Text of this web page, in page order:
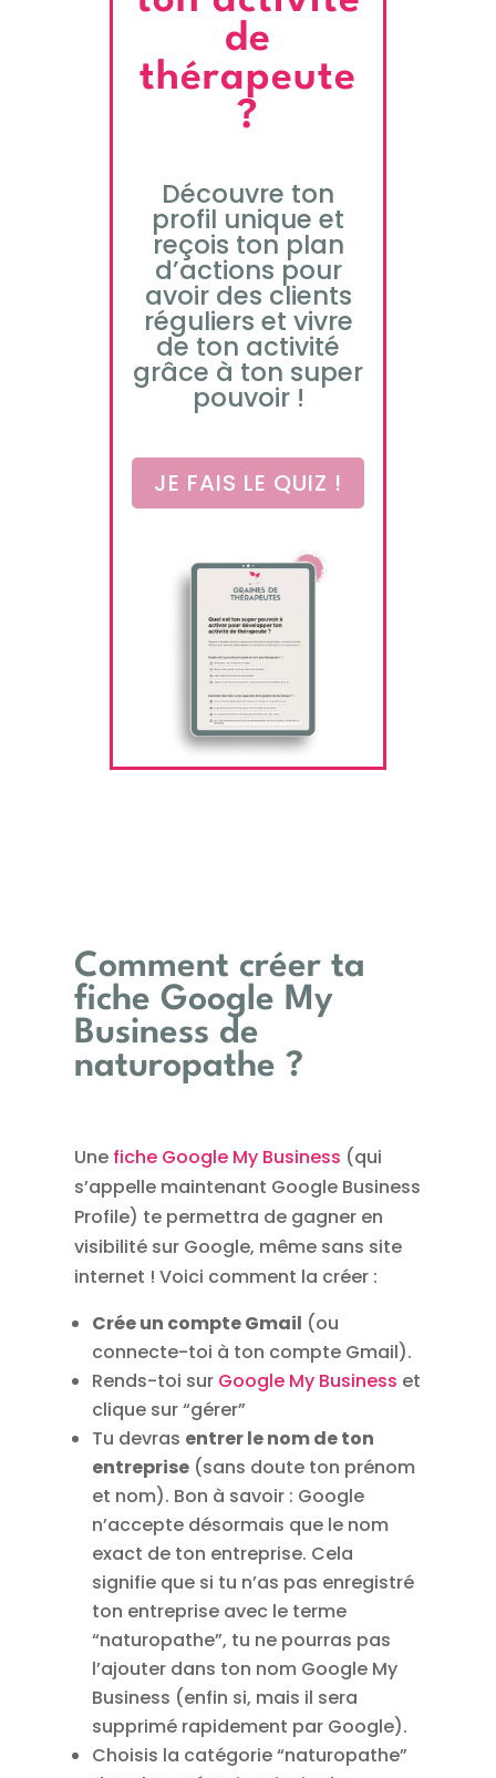
de
thérapeute
?
Découvre ton
profil unique et
reçois ton plan
d’actions pour
avoir des clients
réguliers et vivre
de ton activité
grâce à ton super
pouvoir !
JE FAIS LE QUIZ !
Comment créer ta
fiche Google My
Business de
naturopathe ?
Une fiche Google My Business (qui
s’appelle maintenant Google Business
Profile) te permettra de gagner en
visibilité sur Google, même sans site
internet ! Voici comment la créer :
Crée un compte Gmail (ou
connecte-toi à ton compte Gmail).
Rends-toi sur Google My Business et
clique sur “gérer”
Tu devras entrer le nom de ton
entreprise (sans doute ton prénom
et nom). Bon à savoir : Google
n’accepte désormais que le nom
exact de ton entreprise. Cela
signifie que si tu n’as pas enregistré
ton entreprise avec le terme
“naturopathe”, tu ne pourras pas
l’ajouter dans ton nom Google My
Business (enfin si, mais il sera
supprimé rapidement par Google).
Choisis la catégorie “naturopathe”